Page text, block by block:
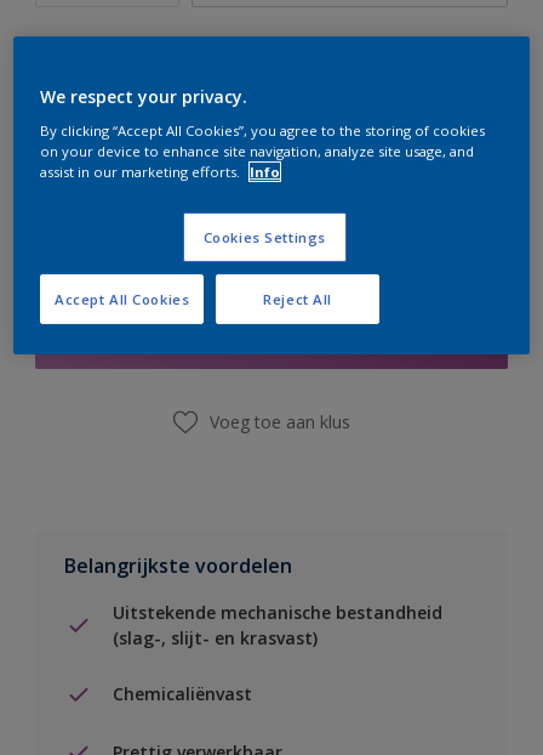
te bestellen. Houd de website in de gaten, we werken
Boodschappenlijst
Voeg toe aan klus
Belangrijkste voordelen
Uitstekende mechanische bestandheid
(slag-, slijt- en krasvast)
Chemicaliënvast
We respect your privacy.
By clicking “Accept All Cookies”, you agree to the storing of cookies
on your device to enhance site navigation, analyze site usage, and
assist in our marketing efforts.
Info
Cookies Settings
Reject All
Accept All Cookies